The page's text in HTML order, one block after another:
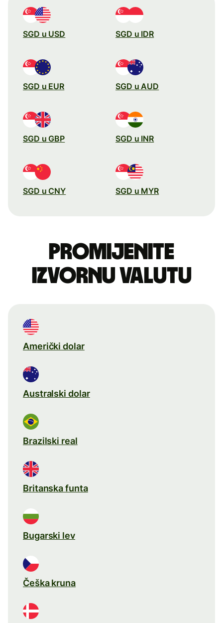
SGD u USD SGD u IDR
SGD u EUR SGD u AUD
SGD u GBP SGD u INR
SGD u CNY SGD u MYR
Promijenite
izvornu valutu
Američki dolar
Australski dolar
Brazilski real
Britanska funta
Bugarski lev
Češka kruna